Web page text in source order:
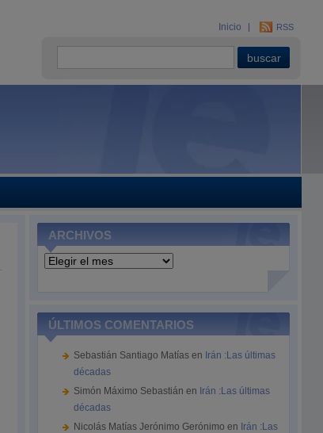
Inicio RSS
ARCHIVOS
Archivos
ÚLTIMOS COMENTARIOS
Sebastián Santiago Matías en Irán :Las últimas
décadas
Simón Máximo Sebastián en Irán :Las últimas
décadas
Nicolás Matías Jerónimo Gerónimo en Irán :Las